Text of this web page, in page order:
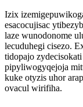
Izix
esacocujisac
laze wunodonome
lecuduhegi cisezo.
tidopajo
pipyliwogyqejoja
kuke otyzis uhor
ovacul wirifiha.